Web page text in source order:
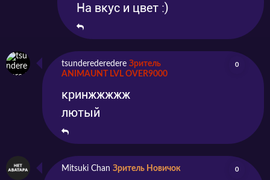
На вкус и цвет :)
tsunderederedere Зритель
ANIMAUNT LVL OVER9000
0
кринжжжжж
лютый
Mitsuki Chan Зритель Новичок 0